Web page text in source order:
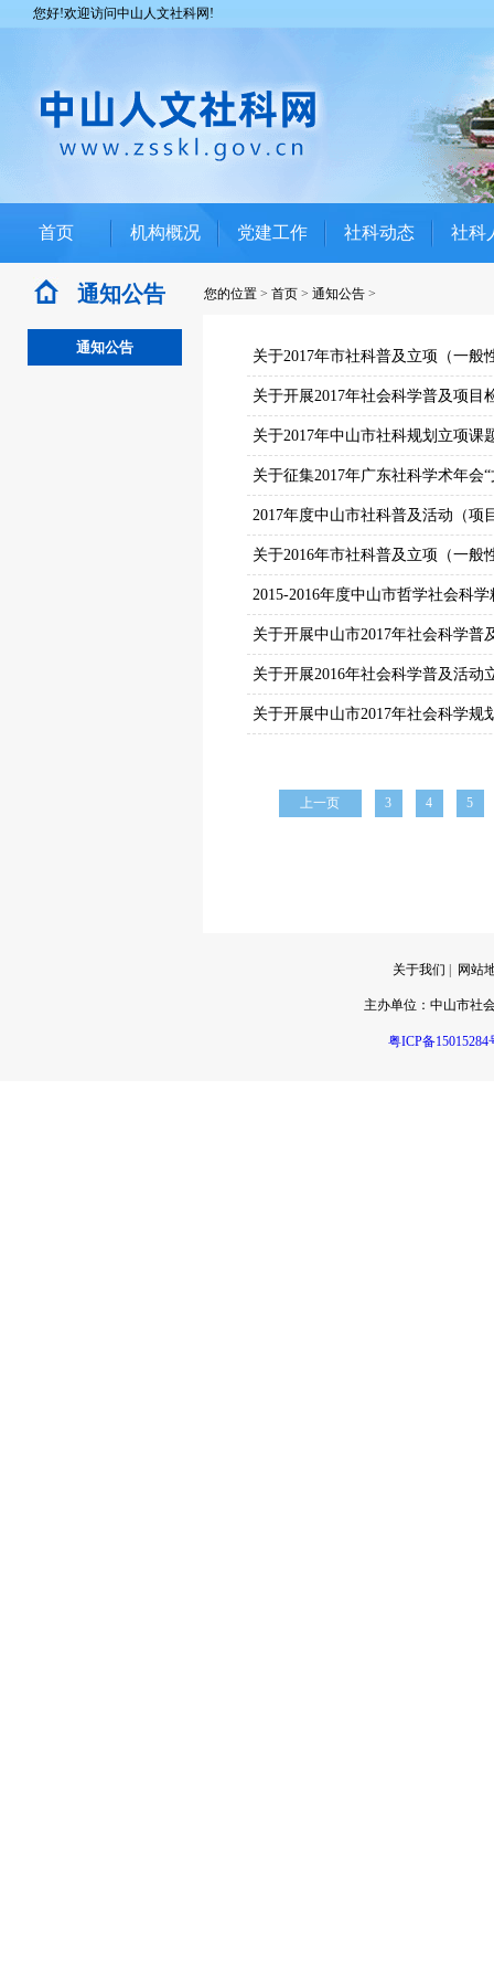
您好!欢迎访问中山人文社科网!
首页 机构概况 党建工作 社科动态 社科
通知公告 您的位置 > 首页 > 通知公告 >
通知公告
关于2017年市社科普及立项（一般
关于开展2017年社会科学普及项目
关于2017年中山市社科规划立项课
关于征集2017年广东社科学术年会
2017年度中山市社科普及活动（项
关于2016年市社科普及立项（一般
2015-2016年度中山市哲学社会科
关于开展中山市2017年社会科学普
关于开展2016年社会科学普及活
关于开展中山市2017年社会科学规
上一页 3 4 5
关于我们 网站
主办单位：中山市社
粤ICP备15015284